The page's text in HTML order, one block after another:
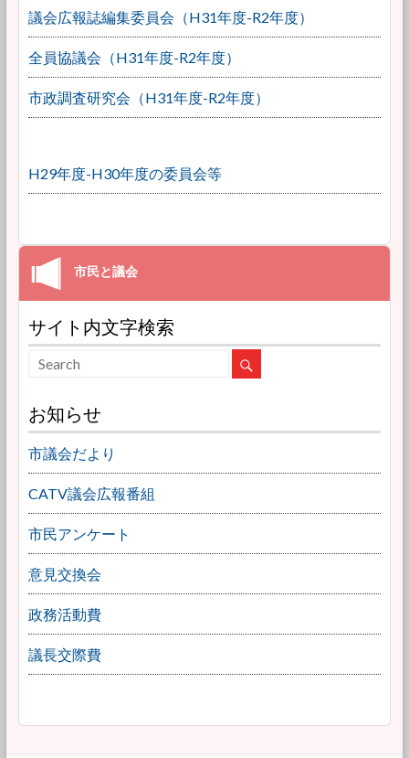
議会広報誌編集委員会（H31年度-R2年度）
全員協議会（H31年度-R2年度）
市政調査研究会（H31年度-R2年度）
H29年度-H30年度の委員会等
サイト内文字検索
お知らせ
市議会だより
CATV議会広報番組
市民アンケート
意見交換会
政務活動費
議長交際費